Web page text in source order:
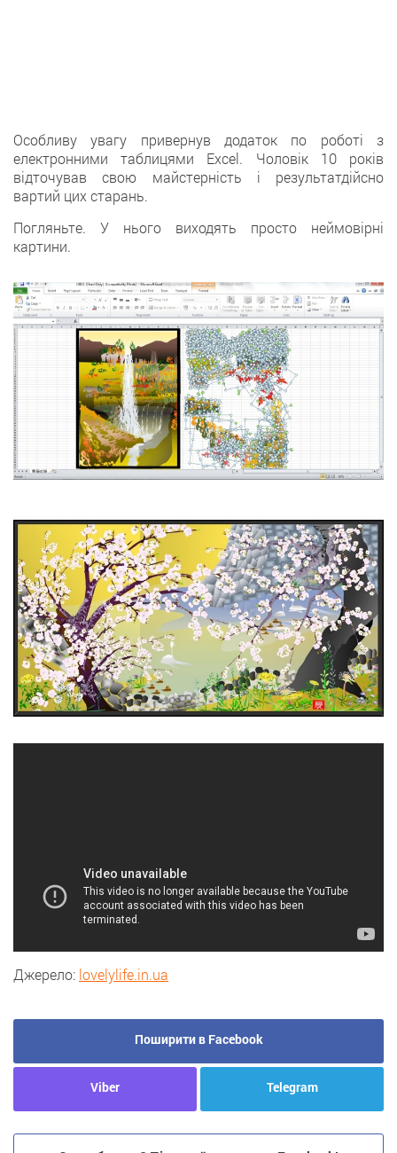
Особливу увагу привернув додаток по роботі з
електронними таблицями Excel. Чоловік 10 років
відточував свою майстерність і результатдійсно
вартий цих старань.
Погляньте. У нього виходять просто неймовірні
картини.
Джерело: lovelylife.in.ua
Поширити в Facebook
Viber Telegram